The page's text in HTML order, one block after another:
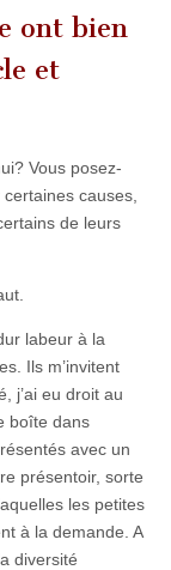
ont bien
et
Vous posez-
causes,
de leurs
labeur à la
Ils m’invitent
j’ai eu droit au
boîte dans
avec un
présentoir, sorte
les petites
à la demande. A
diversité